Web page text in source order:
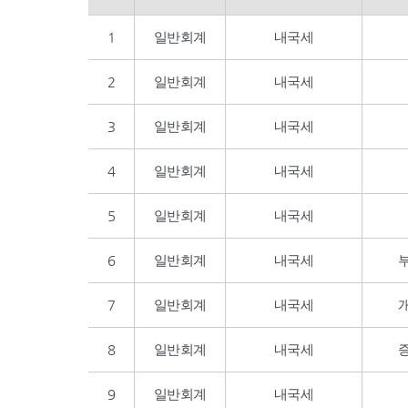
1 일반회계 내국세
2 일반회계 내국세
3 일반회계 내국세
4 일반회계 내국세
5 일반회계 내국세
6 일반회계 내국세
7 일반회계 내국세
8 일반회계 내국세
9 일반회계 내국세